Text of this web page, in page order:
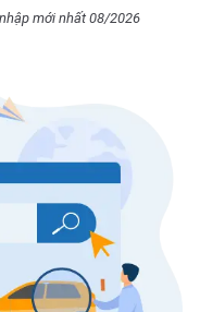
mới nhất 08/2026